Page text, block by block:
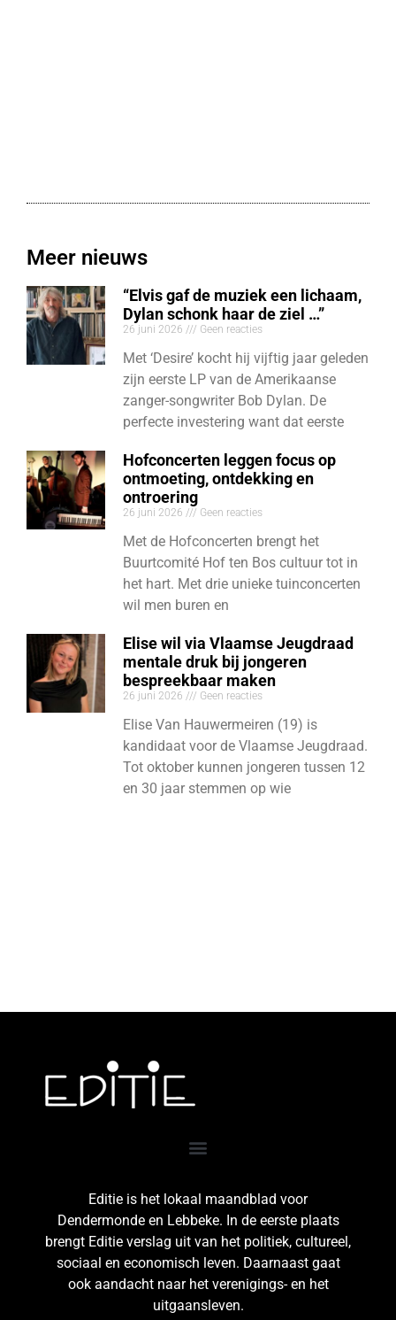
Meer nieuws
“Elvis gaf de muziek een lichaam,
Dylan schonk haar de ziel …”
26 juni 2026 Geen reacties
Met ‘Desire’ kocht hij vijftig jaar geleden
zijn eerste LP van de Amerikaanse
zanger-songwriter Bob Dylan. De
perfecte investering want dat eerste
Hofconcerten leggen focus op
ontmoeting, ontdekking en
ontroering
26 juni 2026 Geen reacties
Met de Hofconcerten brengt het
Buurtcomité Hof ten Bos cultuur tot in
het hart. Met drie unieke tuinconcerten
wil men buren en
Elise wil via Vlaamse Jeugdraad
mentale druk bij jongeren
bespreekbaar maken
26 juni 2026 Geen reacties
Elise Van Hauwermeiren (19) is
kandidaat voor de Vlaamse Jeugdraad.
Tot oktober kunnen jongeren tussen 12
en 30 jaar stemmen op wie
Editie is het lokaal maandblad voor
Dendermonde en Lebbeke. In de eerste plaats
brengt Editie verslag uit van het politiek, cultureel,
sociaal en economisch leven. Daarnaast gaat
ook aandacht naar het verenigings- en het
uitgaansleven.